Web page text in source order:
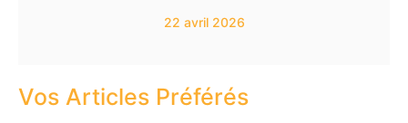
22 avril 2026
Vos Articles Préférés